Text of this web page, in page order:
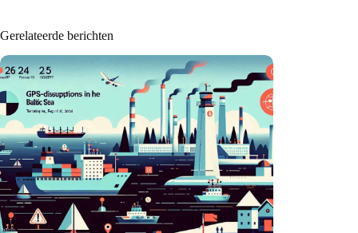
Gerelateerde berichten